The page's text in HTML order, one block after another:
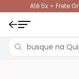
Até 5x + Frete